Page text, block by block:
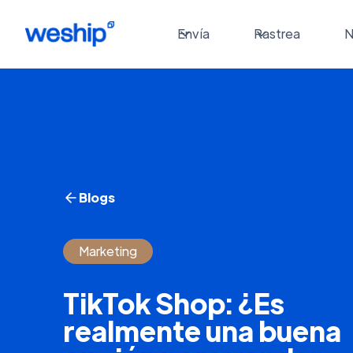
Envía Rastrea
Blogs
Marketing
TikTok Shop: ¿Es
realmente una buena